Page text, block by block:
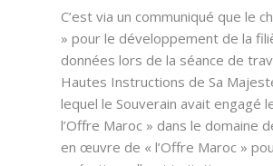
C’est via un communiqué que le
» pour le développement de la
données lors de la séance de
Hautes Instructions de Sa
lequel le Souverain avait
l’Offre Maroc » dans le domaine
en œuvre de « l’Offre Maroc »